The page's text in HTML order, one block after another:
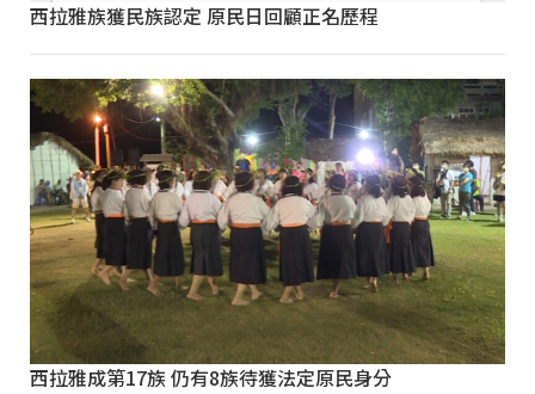
西拉雅族獲民族認定 原民日回顧正名歷程
西拉雅成第17族 仍有8族待獲法定原民身分